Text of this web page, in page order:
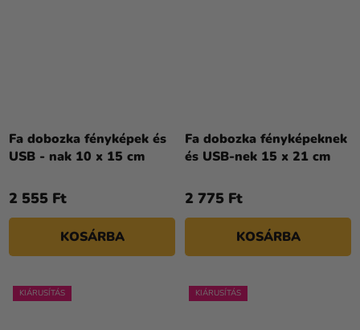
Fa dobozka fényképek és
USB - nak 10 x 15 cm
2 555 Ft
KOSÁRBA
Fa dobozka fényképeknek
és USB-nek 15 x 21 cm
2 775 Ft
KOSÁRBA
KIÁRUSÍTÁS KIÁRUSÍTÁS